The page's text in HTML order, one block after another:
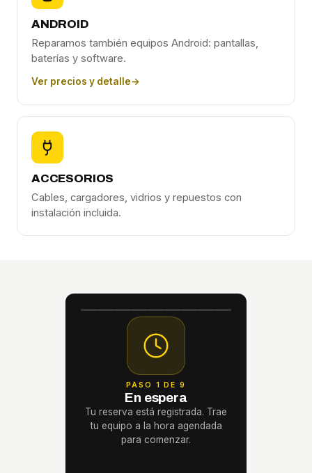
ANDROID
Reparamos también equipos Android: pantallas,
baterías y software.
Ver precios y detalle→
ACCESORIOS
Cables, cargadores, vidrios y repuestos con
instalación incluida.
PASO 1 DE 9
En espera
Tu reserva está registrada. Trae
tu equipo a la hora agendada
para comenzar.